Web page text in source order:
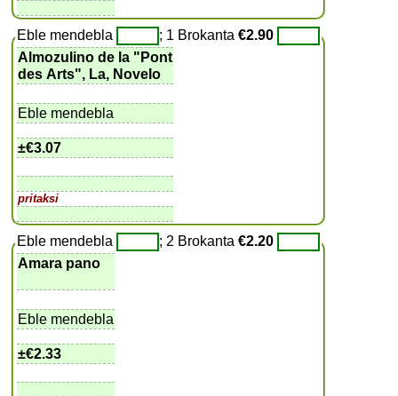
Eble mendebla ; 1 Brokanta€2.90
Almozulino de la "Pont
des Arts", La, Novelo
Eble mendebla
±€3.07
pritaksi
Eble mendebla ; 2 Brokanta€2.20
Amara pano
Eble mendebla
±€2.33